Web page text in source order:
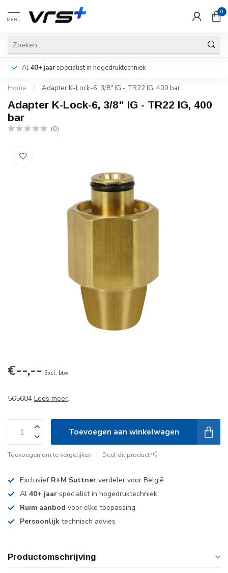
MENU
0
Al 40+ jaarspecialist in hogedruktechniek
Home / Adapter K-Lock-6, 3/8" IG - TR22 IG, 400 bar
Adapter K-Lock-6, 3/8" IG - TR22 IG, 400
bar
(0)
€--,-- Excl. btw
565684 Lees meer.
Toevoegen aan winkelwagen
Toevoegen om te vergelijken Deel dit product
Exclusief R+M Suttner verdeler voor België
Al 40+ jaar specialist in hogedruktechniek
Ruim aanbod voor elke toepassing
Persoonlijk technisch advies
Productomschrijving